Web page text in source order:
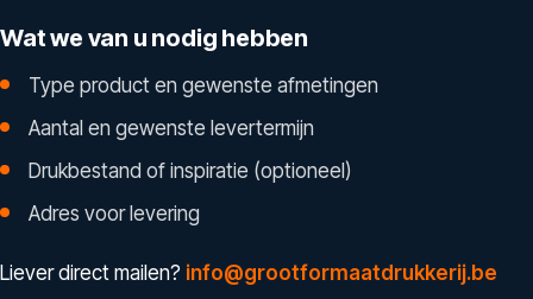
Wat we van u nodig hebben
Type product en gewenste afmetingen
Aantal en gewenste levertermijn
Drukbestand of inspiratie (optioneel)
Adres voor levering
Liever direct mailen? info@grootformaatdrukkerij.be